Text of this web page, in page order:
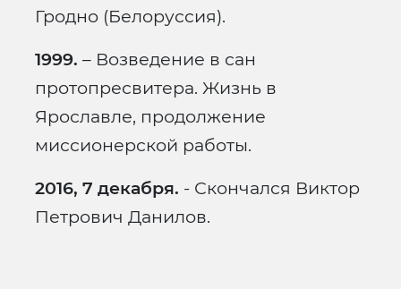
Гродно (Белоруссия).
1999. – Возведение в сан
протопресвитера. Жизнь в
Ярославле, продолжение
миссионерской работы.
2016, 7 декабря. - Скончался Виктор
Петрович Данилов.